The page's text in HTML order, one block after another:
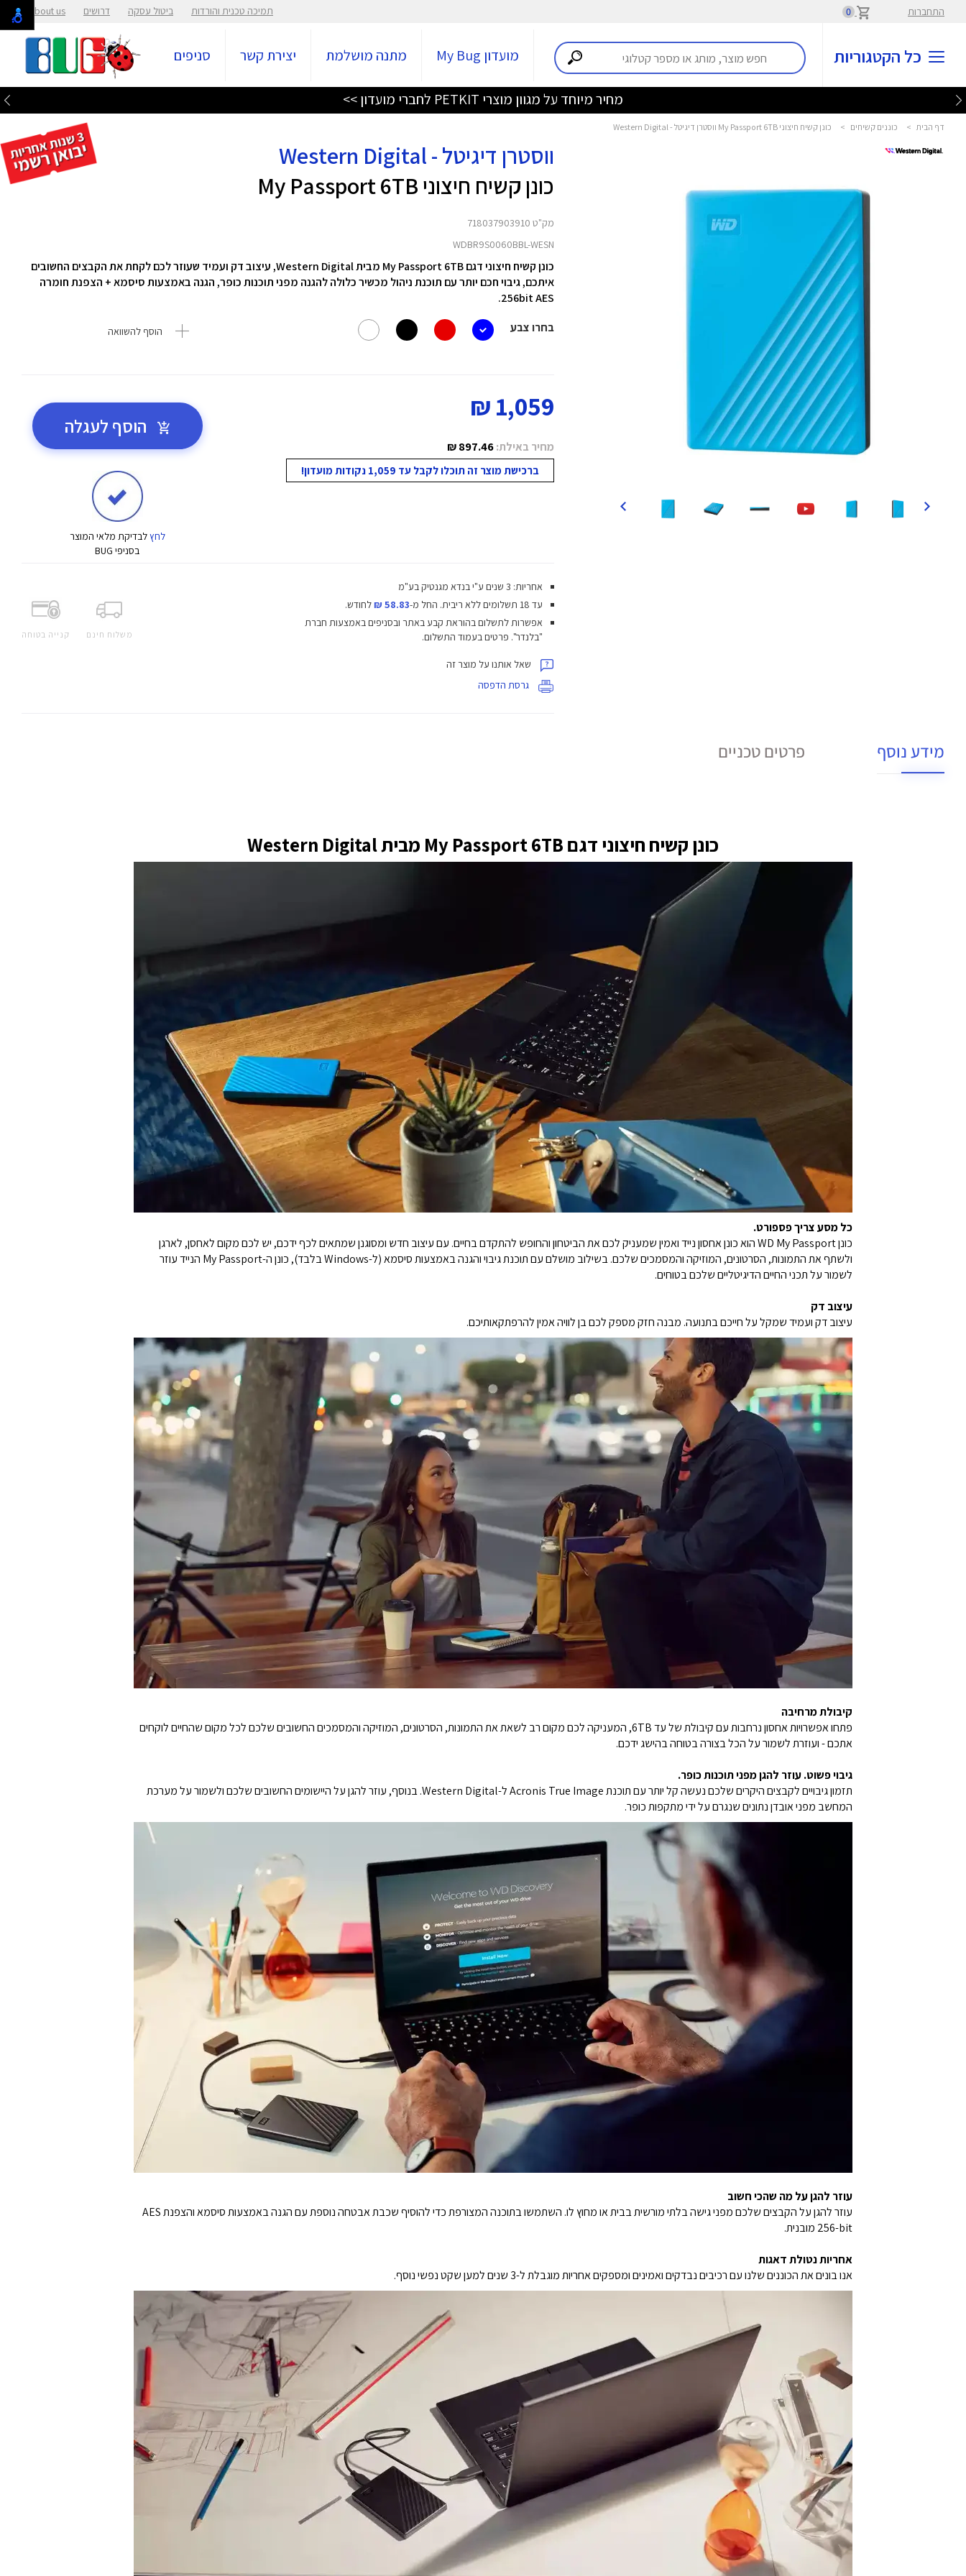
התחברות 0 תמיכה טכנית והורדות ביטול עסקה דרושים About us
כל הקטגוריות מועדון My Bug מתנה מושלמת יצירת קשר סניפים
מחיר מיוחד על מגוון מוצרי PETKIT לחברי מועדון >>
דף הבית > כוננים קשיחים > כונן קשיח חיצוני My Passport 6TB ווסטרן דיגיטל - Western Digital
ווסטרן דיגיטל - Western Digital
כונן קשיח חיצוני My Passport 6TB
מק"ט 718037903910
WDBR9S0060BBL-WESN
כונן קשיח חיצוני דגם My Passport 6TB מבית Western Digital, עיצוב דק ועמיד שעוזר לכם לקחת את הקבצים החשובים
איתכם, גיבוי חכם יותר עם תוכנת ניהול מכשיר כלולה להגנה מפני תוכנות כופר, הגנה באמצעות סיסמא + הצפנת חומרה
256bit AES.
בחרו צבע
הוסף להשוואה
1,059 ₪
מחיר באילת:897.46 ₪
ברכישת מוצר זה תוכלו לקבל עד 1,059 נקודות מועדון!
הוסף לעגלה
לחץלבדיקת מלאי המוצר
בסניפי BUG
משלוח חינם קנייה בטוחה
אחריות: 3 שנים ע"י בנדא מגנטיק בע"מ
עד 18 תשלומים ללא ריבית.
החל מ-58.83 ₪
לחודש.
אפשרות לתשלום בהוראת קבע באתר ובסניפים באמצעות חברת
"בלנדר". פרטים בעמוד התשלום.
שאל אותנו על מוצר זה
גרסת הדפסה
מידע נוסף פרטים טכניים
כונן קשיח חיצוני דגם My Passport 6TB מבית Western Digital
כל מסע צריך פספורט.
כונן WD My Passport הוא כונן אחסון נייד ואמין שמעניק לכם את הביטחון והחופש להתקדם בחיים. עם עיצוב חדש ומסוגנן שמתאים לכף ידכם, יש לכם מקום לאחסן, לארגן
ולשתף את התמונות, הסרטונים, המוזיקה והמסמכים שלכם. בשילוב מושלם עם תוכנת גיבוי והגנה באמצעות סיסמא (ל-Windows בלבד), כונן ה-My Passport הנייד עוזר
לשמור על תכני החיים הדיגיטליים שלכם בטוחים.
עיצוב דק
עיצוב דק ועמיד שמקל על חייכם בתנועה. מבנה חזק מספק לכם בן לוויה אמין להרפתקאותיכם.
קיבולת מרחיבה
פתחו אפשרויות אחסון נרחבות עם קיבולת של עד 6TB, המעניקה לכם מקום רב לשאת את התמונות, הסרטונים, המוזיקה והמסמכים החשובים שלכם לכל מקום שהחיים לוקחים
אתכם - ועוזרת לשמור על הכל בצורה בטוחה בהישג ידכם.
גיבוי פשוט. עוזר להגן מפני תוכנות כופר.
תזמון גיבויים לקבצים היקרים שלכם נעשה קל יותר עם תוכנת Acronis True Image ל-Western Digital. בנוסף, עוזר להגן על היישומים החשובים שלכם ולשמור על מערכת
המחשב מפני אובדן נתונים שנגרם על ידי מתקפות כופר.
עוזר להגן על מה שהכי חשוב
עוזר להגן על הקבצים שלכם מפני גישה בלתי מורשית בבית או מחוץ לו. השתמשו בתוכנה המצורפת כדי להוסיף שכבת אבטחה נוספת עם הגנה באמצעות סיסמא והצפנת AES
256-bit מובנית.
אחריות נטולת דאגות
אנו בונים את הכוננים שלנו עם רכיבים נבדקים ואמינים ומספקים אחריות מוגבלת ל-3 שנים למען שקט נפשי נוסף.